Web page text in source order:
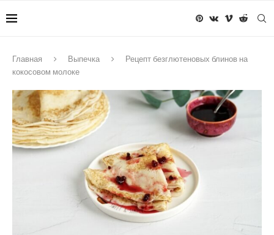
Главная Выпечка
Рецепт безглютеновых блинов на
кокосовом молоке